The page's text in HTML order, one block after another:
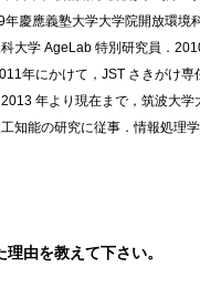
年慶應義塾大学大学院開放環
大学 AgeLab 特別研究員．
年にかけて，JST さきがけ
年より現在まで，筑波大
知能の研究に従事．情報処理
由を教えて下さい。